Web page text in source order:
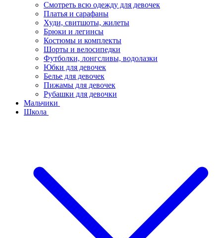
Смотреть всю одежду для девочек
Платья и сарафаны
Худи, свитшоты, жилеты
Брюки и легинсы
Костюмы и комплекты
Шорты и велосипедки
Футболки, лонгсливы, водолазки
Юбки для девочек
Белье для девочек
Пижамы для девочек
Рубашки для девочки
Мальчики
Школа